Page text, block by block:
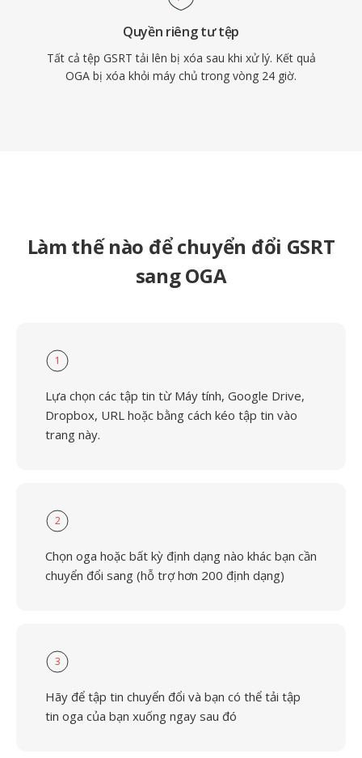
Quyền riêng tư tệp
Tất cả tệp GSRT tải lên bị xóa sau khi xử lý. Kết quả
OGA bị xóa khỏi máy chủ trong vòng 24 giờ.
Làm thế nào để chuyển đổi GSRT
sang OGA
1
Lựa chọn các tập tin từ Máy tính, Google Drive,
Dropbox, URL hoặc bằng cách kéo tập tin vào
trang này.
2
Chọn oga hoặc bất kỳ định dạng nào khác bạn cần
chuyển đổi sang (hỗ trợ hơn 200 định dạng)
3
Hãy để tập tin chuyển đổi và bạn có thể tải tập
tin oga của bạn xuống ngay sau đó